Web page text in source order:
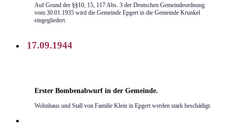
Auf Grund der §§10, 15, 117 Abs. 3 der Deutschen Gemeindeordnung
vom 30.01.1935 wird die Gemeinde Epgert in die Gemeinde Krunkel
eingegliedert.
17.09.1944
Erster Bombenabwurf in der Gemeinde.
Wohnhaus und Stall von Familie Klein in Epgert werden stark beschädigt.